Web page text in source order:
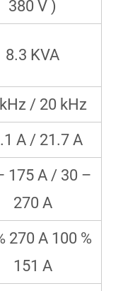
380 V )
8.3 KVA
/ 20 kHz
A / 21.7 A
175 A / 30 –
270 A
270 A 100 %
151 A